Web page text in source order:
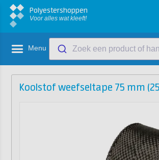
Polyestershoppen
Voor alles wat kleeft!
Menu Zoek een product of
Koolstof weefseltape 75 mm